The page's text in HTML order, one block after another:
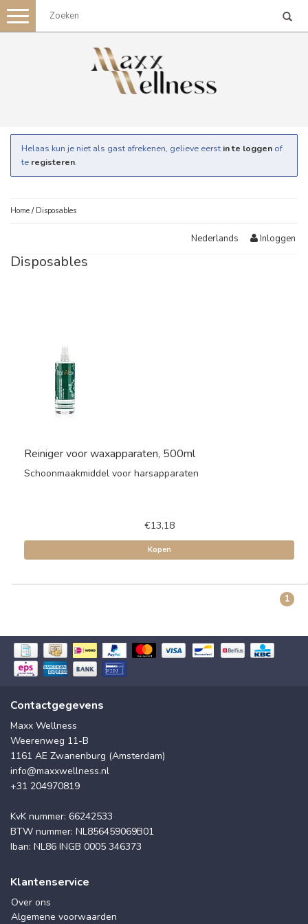
Toggle
navigation
Helaas kun je niet als gast afrekenen, gelieve eerst in te loggen of
te registeren.
Home / Disposables
Nederlands Inloggen
Disposables
Reiniger voor waxapparaten, 500ml
Schoonmaakmiddel voor harsapparaten
€13,18
Kopen
1
Contactgegevens
Maxx Wellness
Weerenweg 11-B
1161 AE Zwanenburg (Amsterdam)
info@maxxwellness.nl
+31 204970819
KvK nummer: 66242533
BTW nummer: NL856459069B01
Iban: NL86 INGB 0005 346373
Klantenservice
Over ons
Algemene voorwaarden